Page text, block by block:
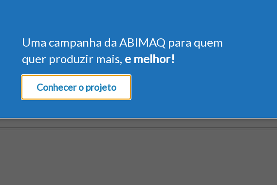
Uma campanha da ABIMAQ para quem
quer produzir mais, e melhor!
Conhecer o projeto